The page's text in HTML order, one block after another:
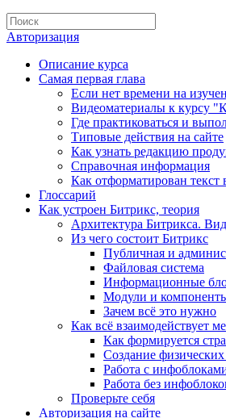
Авторизация
Описание курса
Самая первая глава
Если нет времени на
Видеоматериалы к курсу
Где практиковаться и
Типовые действия на сайте
Как узнать редакцию
Справочная информация
Как отформатирован текст
Глоссарий
Как устроен Битрикс, теория
Архитектура Битрикса.
Из чего состоит Битрикс
Публичная и
Файловая система
Информационные
Модули и
Зачем всё это нужно
Как всё взаимодействует
Как формируется
Создание
Работа с
Работа без
Проверьте себя
Авторизация на сайте